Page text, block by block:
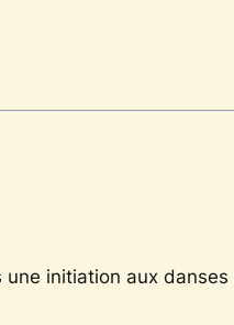
initiation aux